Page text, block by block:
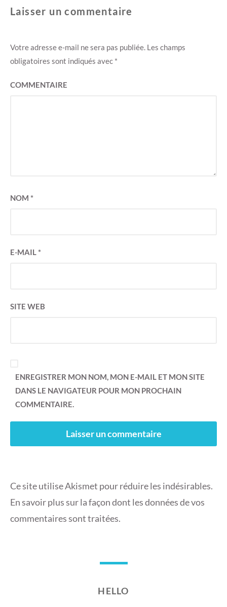
Laisser un commentaire
Votre adresse e-mail ne sera pas publiée. Les champs
obligatoires sont indiqués avec *
COMMENTAIRE
NOM *
E-MAIL*
SITE WEB
ENREGISTRER MON NOM, MON E-MAIL ET MON SITE
DANS LE NAVIGATEUR POUR MON PROCHAIN
COMMENTAIRE.
Ce site utilise Akismet pour réduire les indésirables.
En savoir plus sur la façon dont les données de vos
commentaires sont traitées.
HELLO